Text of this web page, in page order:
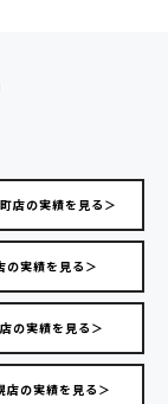
店の実績を見る＞
の実績を見る＞
の実績を見る＞
店の実績を見る＞